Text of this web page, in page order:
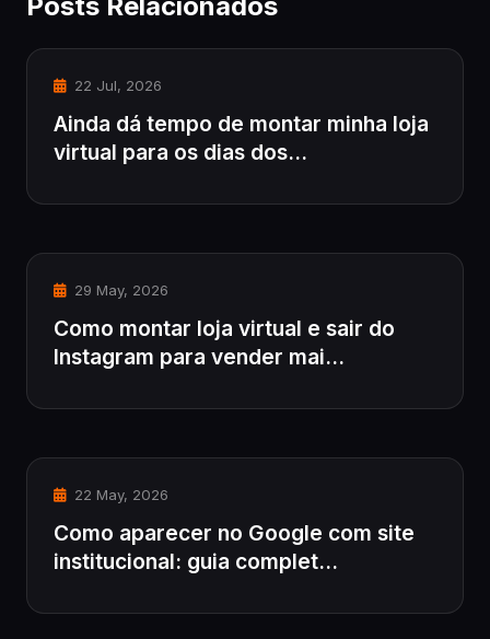
Posts Relacionados
22 Jul, 2026
Ainda dá tempo de montar minha loja
virtual para os dias dos...
29 May, 2026
Como montar loja virtual e sair do
Instagram para vender mai...
22 May, 2026
Como aparecer no Google com site
institucional: guia complet...